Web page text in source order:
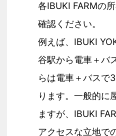
各IBUKI FARMの所
確認ください。
例えば、IBUKI
谷駅から電車＋バ
らは電車＋バスで
ります。一般的に
ますが、IBUKI
アクセスな立地で